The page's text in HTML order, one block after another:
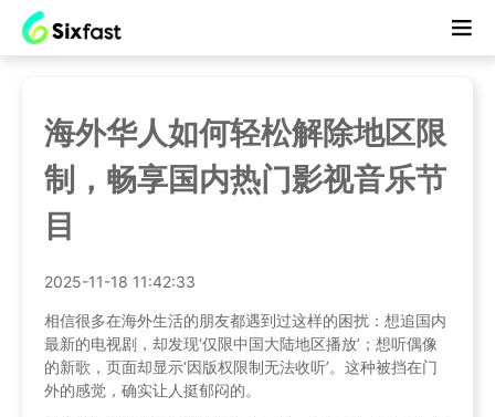
海外华人如何轻松解除地区限
制，畅享国内热门影视音乐节
目
2025-11-18 11:42:33
相信很多在海外生活的朋友都遇到过这样的困扰：想追国内
最新的电视剧，却发现‘仅限中国大陆地区播放’；想听偶像
的新歌，页面却显示‘因版权限制无法收听’。这种被挡在门
外的感觉，确实让人挺郁闷的。